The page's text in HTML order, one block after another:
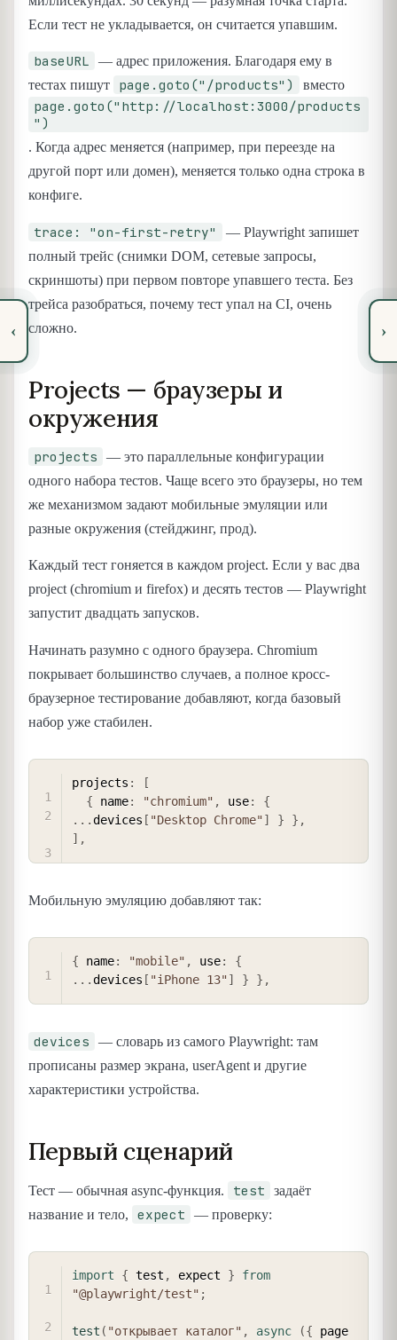
‹
Если тест не укладывается, он считается упавшим.
baseURL
— адрес приложения. Благодаря ему в
тестах пишут
page.goto("/products") вместо
page.goto("http://localhost:3000/products
")
. Когда адрес меняется (например, при переезде на
другой порт или домен), меняется только одна строка в
конфиге.
trace: "on-first-retry"
— Playwright запишет
полный трейс (снимки DOM, сетевые запросы,
скриншоты) при первом повторе упавшего теста. Без
трейса разобраться, почему тест упал на CI, очень
сложно.
Projects — браузеры и
окружения
projects
— это параллельные конфигурации
одного набора тестов. Чаще всего это браузеры, но тем
же механизмом задают мобильные эмуляции или
разные окружения (стейджинг, прод).
Каждый тест гоняется в каждом project. Если у вас два
project (chromium и firefox) и десять тестов — Playwright
запустит двадцать запусков.
Начинать разумно с одного браузера. Chromium
покрывает большинство случаев, а полное кросс-
браузерное тестирование добавляют, когда базовый
набор уже стабилен.
projects :
[
{ name: "chromium" , use:
{
...devices [ "Desktop Chrome"] } } ,
] ,
Мобильную эмуляцию добавляют так:
{ name: "mobile" , use:
{
...devices [ "iPhone 13"] } } ,
devices
— словарь из самого Playwright: там
прописаны размер экрана, userAgent и другие
характеристики устройства.
Первый сценарий
Тест — обычная async-функция. test
задаёт
название и тело,
expect — проверку:
import { test , expect }
from
"@playwright/test" ;
test ( "открывает каталог" , async ({
›